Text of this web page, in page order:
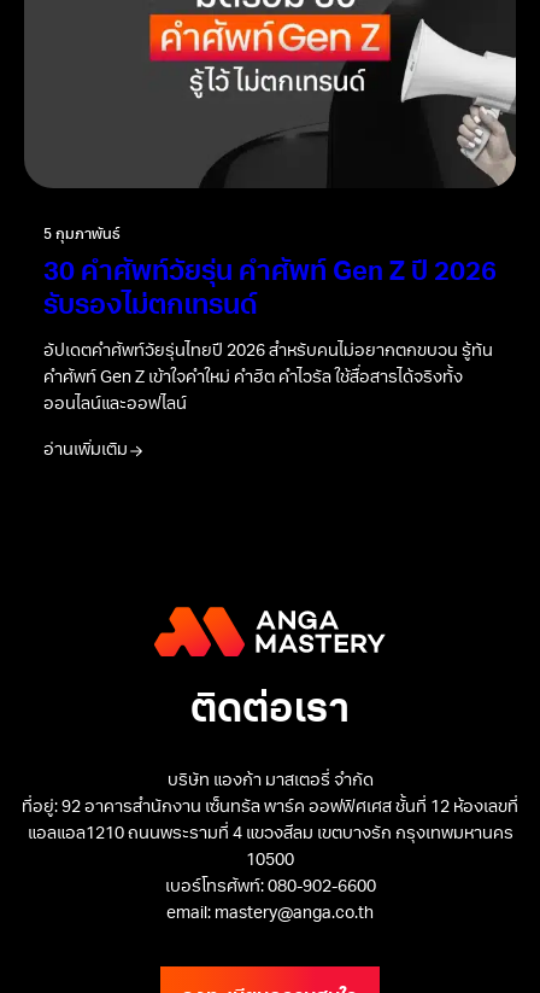
5 กุมภาพันธ์
30 คำศัพท์วัยรุ่น คำศัพท์ Gen Z ปี 2026
รับรองไม่ตกเทรนด์
อัปเดตคำศัพท์วัยรุ่นไทยปี 2026 สำหรับคนไม่อยากตกขบวน รู้ทัน
คำศัพท์ Gen Z เข้าใจคำใหม่ คำฮิต คำไวรัล ใช้สื่อสารได้จริงทั้ง
ออนไลน์และออฟไลน์
อ่านเพิ่มเติม
ติดต่อเรา
บริษัท แองก้า มาสเตอรี่ จำกัด
ที่อยู่: 92 อาคารสำนักงาน เซ็นทรัล พาร์ค ออฟฟิศเศส ชั้นที่ 12 ห้องเลขที่
แอลแอล1210 ถนนพระรามที่ 4 แขวงสีลม เขตบางรัก กรุงเทพมหานคร
10500
เบอร์โทรศัพท์: 080-902-6600
email: mastery@anga.co.th